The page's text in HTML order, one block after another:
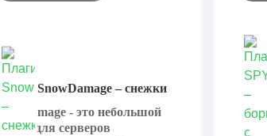
SnowDamage – снежки
- это небольшой
для серверов